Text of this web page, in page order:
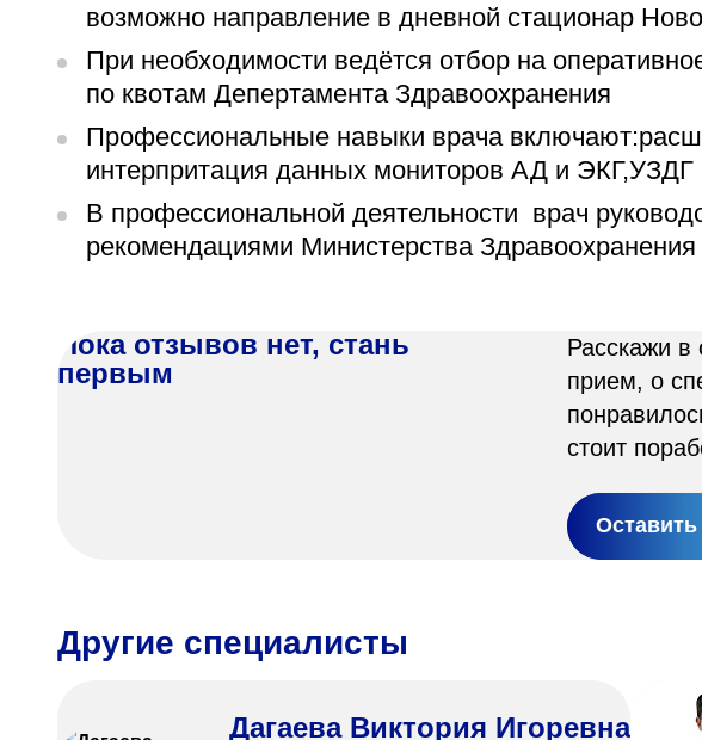
возможно направление в дневной стационар
При необходимости ведётся отбор на
по квотам Депертамента Здравоохранения
Профессиональные навыки врача
интерпритация данных мониторов АД и
В профессиональной деятельности врач
рекомендациями Министерства
Пока отзывов нет, стань
первым
Расскажи в
прием, о
стоит
Другие специалисты
Дагаева Виктория Игоревна